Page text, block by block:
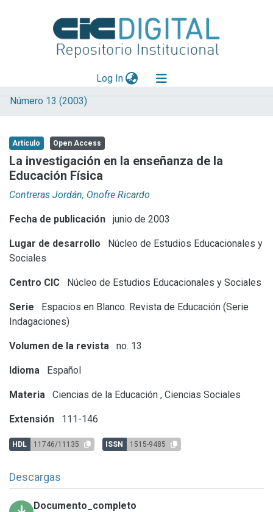
Log In(current)
Explorar
Aportar material
Statistics
Número 13 (2003)
Artículo Open Access
La investigación en la enseñanza de la
Educación Física
Contreras Jordán, Onofre Ricardo
Fecha de publicación junio de 2003
Lugar de desarrollo
Núcleo de Estudios Educacionales y
Sociales
Centro CIC Núcleo de Estudios Educacionales y Sociales
Serie
Espacios en Blanco. Revista de Educación (Serie
Indagaciones)
Volumen de la revista no. 13
Idioma Español
Materia Ciencias de la Educación , Ciencias Sociales
Extensión 111-146
HDL 11746/11135 ISSN 1515-9485
Descargas
Documento_completo